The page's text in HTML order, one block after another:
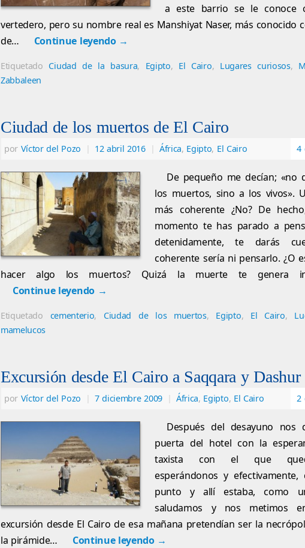
a este barrio se le conoce
vertedero, pero su nombre real es Manshiyat Naser, más conocido
de…
Continue leyendo →
Etiquetado Ciudad de la basura, Egipto, El Cairo, Lugares curiosos,
Zabbaleen
Ciudad de los muertos de El Cairo
por Víctor del Pozo 12 abril 2016 África, Egipto, El Cairo 4
De pequeño me decían; «no
los muertos, sino a los vivos».
más coherente ¿No? De
momento te has parado a
detenidamente, te darás
coherente sería ni pensarlo. ¿O
hacer algo los muertos? Quizá la muerte te genera
Continue leyendo →
Etiquetado cementerio, Ciudad de los muertos, Egipto, El Cairo,
mamelucos
Excursión desde El Cairo a Saqqara y Dashur
por Víctor del Pozo 7 diciembre 2009 África, Egipto, El Cairo 2
Después del desayuno nos
puerta del hotel con la
taxista con el que
esperándonos y
punto y allí estaba, como
saludamos y nos metimos
excursión desde El Cairo de esa mañana pretendían ser la
la pirámide…
Continue leyendo →